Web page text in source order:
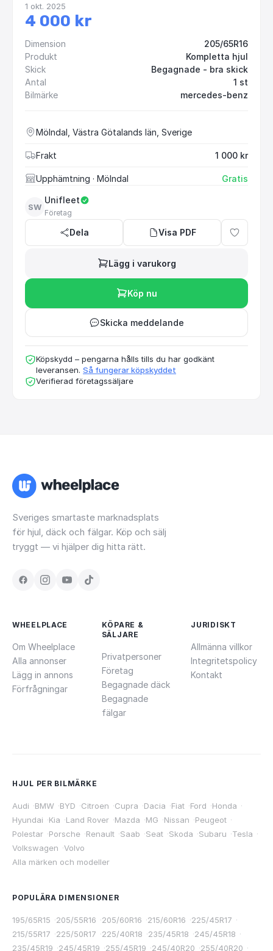
1 okt. 2025
4 000 kr
Dimension
205/65R16
Produkt
Kompletta hjul
Skick
Begagnade - bra skick
Antal
1 st
Bilmärke
mercedes-benz
Mölndal, Västra Götalands län, Sverige
Frakt 1 000 kr
Upphämtning · Mölndal Gratis
SW
Unifleet
Företag
Dela Visa PDF
Lägg i varukorg
Köp nu
Skicka meddelande
Köpskydd – pengarna hålls tills du har godkänt
leveransen. Så fungerar köpskyddet
Verifierad företagssäljare
Sveriges smartaste marknadsplats
för hjul, däck och fälgar. Köp och sälj
tryggt — vi hjälper dig hitta rätt.
WHEELPLACE
Om Wheelplace
Alla annonser
Lägg in annons
Förfrågningar
KÖPARE &
SÄLJARE
Privatpersoner
Företag
Begagnade däck
Begagnade
fälgar
JURIDISKT
Allmänna villkor
Integritetspolicy
Kontakt
HJUL PER BILMÄRKE
Audi ·BMW ·BYD ·Citroen ·Cupra ·Dacia ·Fiat ·Ford ·Honda ·
Hyundai ·Kia ·Land Rover ·Mazda ·MG ·Nissan ·Peugeot ·
Polestar ·Porsche ·Renault ·Saab ·Seat ·Skoda ·Subaru ·Tesla ·
Volkswagen ·Volvo
Alla märken och modeller
POPULÄRA DIMENSIONER
195/65R15 ·205/55R16 ·205/60R16 ·215/60R16 ·225/45R17 ·
215/55R17 ·225/50R17 ·225/40R18 ·235/45R18 ·245/45R18 ·
235/45R19 ·245/45R19 ·255/45R19 ·245/40R20 ·255/40R20 ·